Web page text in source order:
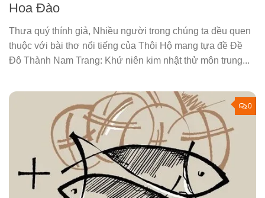
Hoa Ðào
Thưa quý thính giả, Nhiều người trong chúng ta đều quen
thuộc với bài thơ nổi tiếng của Thôi Hộ mang tựa đề Đề
Đô Thành Nam Trang: Khứ niên kim nhật thử môn trung...
0